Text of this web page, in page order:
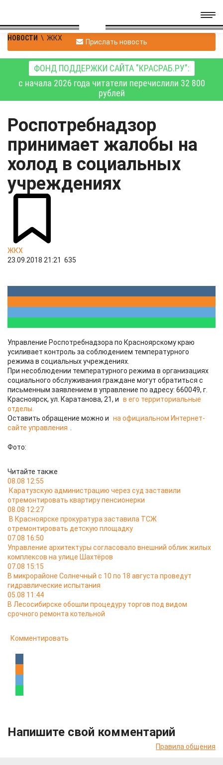
НОВОСТИ \ ЖКХ Прислать новость
ФОНД ПОДДЕРЖКИ САЙТА "КРАСРАБ.РУ":
с начала 2026 года читатели перечислили 32 800
рублей
Роспотребнадзор
принимает жалобы на
холод в социальных
учреждениях
ЖКХ
23.09.2018 21:21 635
Управление Роспотребнадзора по Красноярскому краю
усиливает контроль за соблюдением температурного
режима в социальных учреждениях.
При несоблюдении температурного режима в организациях
социального обслуживания граждане могут обратиться с
письменным заявлением в управление по адресу: 660049, г.
Красноярск, ул. Каратанова, 21, и в его территориальные
отделы.
Оставить обращение можно и на официальном Интернет-
сайте управления
Фото:
Читайте также
08.08 12:55
Каратузскую администрацию через суд заставили
отремонтировать квартиру пенсионерки
08.08 12:27
В Красноярске прокуратура заставила ТСЖ
отремонтировать детскую площадку
07.08 16:50
Управление архитектуры согласовало внешний облик жилых
комплексов на улице Шахтёров
07.08 15:15
В микрорайоне Солнечный с 10 по 18 августа проведут
гидравлические испытания
05.08 11:44
В Лесосибирске обошли процедуру торгов под видом
срочного ремонта котельной
Комментировать
Напишите свой комментарий
Правила общения